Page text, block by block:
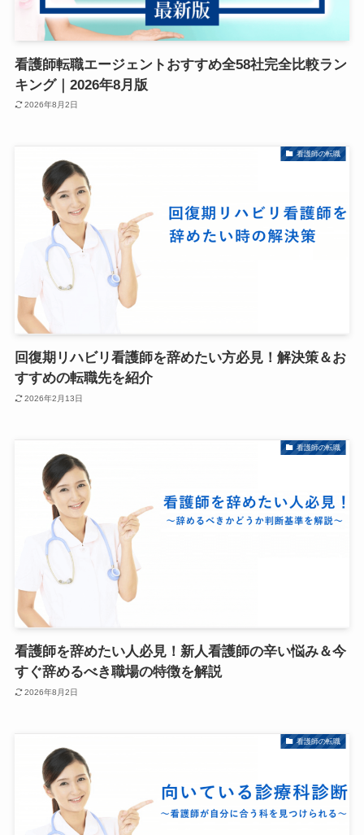
看護師転職エージェントおすすめ全58社完全比較ラン
キング｜2026年8月版
2026年8月2日
看護師の転職
回復期リハビリ看護師を辞めたい方必見！解決策＆お
すすめの転職先を紹介
2026年2月13日
看護師の転職
看護師を辞めたい人必見！新人看護師の辛い悩み＆今
すぐ辞めるべき職場の特徴を解説
2026年8月2日
看護師の転職